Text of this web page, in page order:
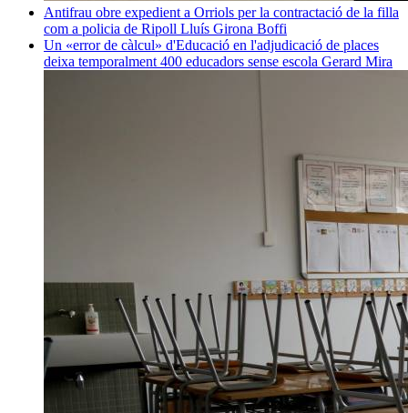
Antifrau obre expedient a Orriols per la contractació de la filla
com a policia de Ripoll Lluís Girona Boffi
Un «error de càlcul» d'Educació en l'adjudicació de places
deixa temporalment 400 educadors sense escola Gerard Mira